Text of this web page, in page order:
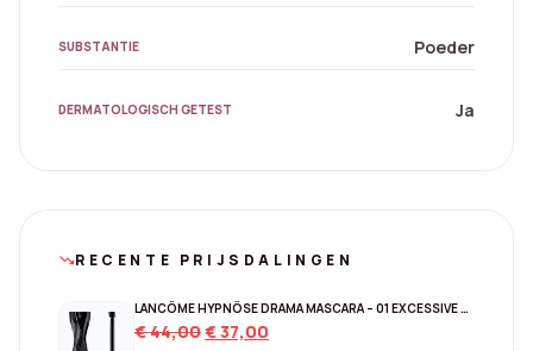
SUBSTANTIE Poeder
DERMATOLOGISCH GETEST Ja
trending_downRECENTE PRIJSDALINGEN
LANCÔME HYPNÔSE DRAMA MASCARA – 01 EXCESSIVE BLACK
€44,00Original
€37,00